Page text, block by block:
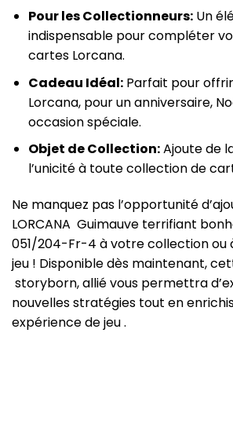
Pour les Collectionneurs:Un
indispensable pour compléter
cartes Lorcana.
Cadeau Idéal:Parfait pour
Lorcana, pour un anniversaire,
occasion spéciale.
Objet de Collection:Ajoute de
l’unicité à toute collection de
Ne manquez pas l’opportunité
LORCANA Guimauve terrifiant
051/204-Fr-4 à votre collection ou
jeu ! Disponible dès maintenant,
storyborn, allié vous permettra
nouvelles stratégies tout en
expérience de jeu .